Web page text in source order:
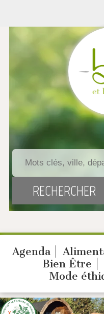
Agenda
Bien Être
Mode